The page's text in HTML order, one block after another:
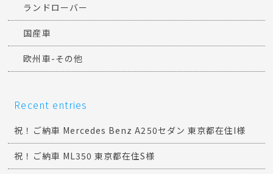
ランドローバー
国産車
欧州車-その他
Recent entries
祝！ご納車 Mercedes Benz A250セダン 東京都在住I様
祝！ご納車 ML350 東京都在住S様